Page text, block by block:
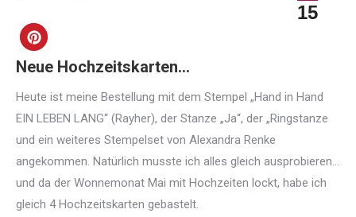
15
Neue Hochzeitskarten…
Heute ist meine Bestellung mit dem Stempel „Hand in Hand
EIN LEBEN LANG“ (Rayher), der Stanze „Ja“, der „Ringstanze
und ein weiteres Stempelset von Alexandra Renke
angekommen. Natürlich musste ich alles gleich ausprobieren…
und da der Wonnemonat Mai mit Hochzeiten lockt, habe ich
gleich 4 Hochzeitskarten gebastelt.